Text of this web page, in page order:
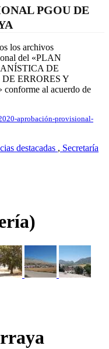
PGOU DE
los archivos
del «PLAN
DE
ERRORES Y
al acuerdo de
aprobación-provisional-
destacadas , Secretaría